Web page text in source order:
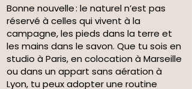
Bonne nouvelle : le naturel n’est pas
réservé à celles qui vivent à la
campagne, les pieds dans la terre et
les mains dans le savon. Que tu sois en
studio à Paris, en colocation à Marseille
ou dans un appart sans aération à
Lyon, tu peux adopter une routine